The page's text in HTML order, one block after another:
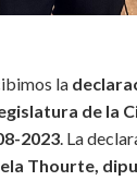
la
de la
2023. La
Thourte,